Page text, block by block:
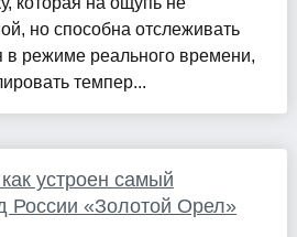
но способна отслеживать
в режиме реального времени,
темпер...
устроен самый
России «Золотой Орел»